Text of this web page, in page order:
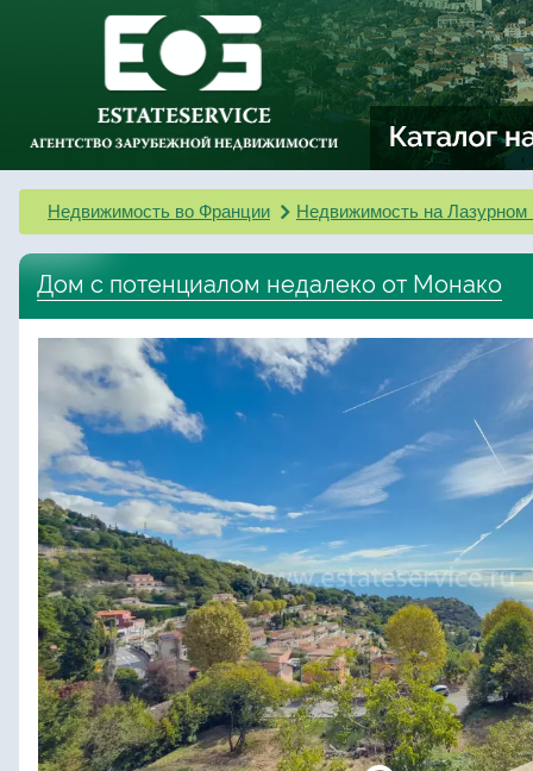
Недвижимость во Франции Недвижимость на Лазурном
Дом с потенциалом недалеко от Монако